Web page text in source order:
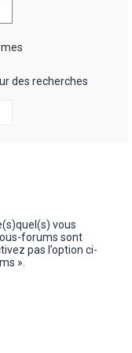
des recherches
vous
forums sont
pas l’option ci-
».